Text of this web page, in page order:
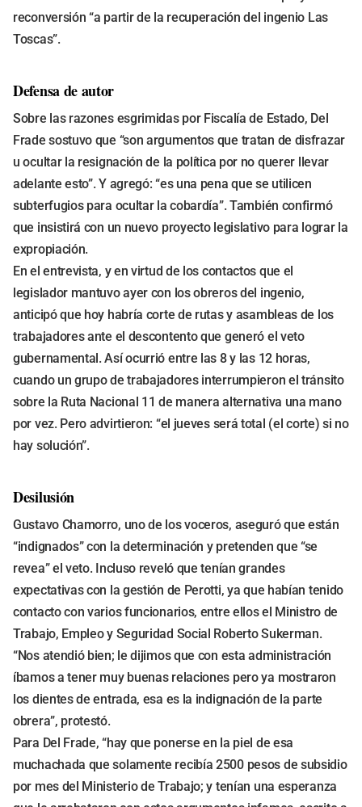
reconversión “a partir de la recuperación del ingenio Las
Toscas”.
Defensa de autor
Sobre las razones esgrimidas por Fiscalía de Estado, Del
Frade sostuvo que “son argumentos que tratan de disfrazar
u ocultar la resignación de la política por no querer llevar
adelante esto”. Y agregó: “es una pena que se utilicen
subterfugios para ocultar la cobardía”. También confirmó
que insistirá con un nuevo proyecto legislativo para lograr la
expropiación.
En el entrevista, y en virtud de los contactos que el
legislador mantuvo ayer con los obreros del ingenio,
anticipó que hoy habría corte de rutas y asambleas de los
trabajadores ante el descontento que generó el veto
gubernamental. Así ocurrió entre las 8 y las 12 horas,
cuando un grupo de trabajadores interrumpieron el tránsito
sobre la Ruta Nacional 11 de manera alternativa una mano
por vez. Pero advirtieron: “el jueves será total (el corte) si no
hay solución”.
Desilusión
Gustavo Chamorro, uno de los voceros, aseguró que están
“indignados” con la determinación y pretenden que “se
revea” el veto. Incluso reveló que tenían grandes
expectativas con la gestión de Perotti, ya que habían tenido
contacto con varios funcionarios, entre ellos el Ministro de
Trabajo, Empleo y Seguridad Social Roberto Sukerman.
“Nos atendió bien; le dijimos que con esta administración
íbamos a tener muy buenas relaciones pero ya mostraron
los dientes de entrada, esa es la indignación de la parte
obrera”, protestó.
Para Del Frade, “hay que ponerse en la piel de esa
muchachada que solamente recibía 2500 pesos de subsidio
por mes del Ministerio de Trabajo; y tenían una esperanza